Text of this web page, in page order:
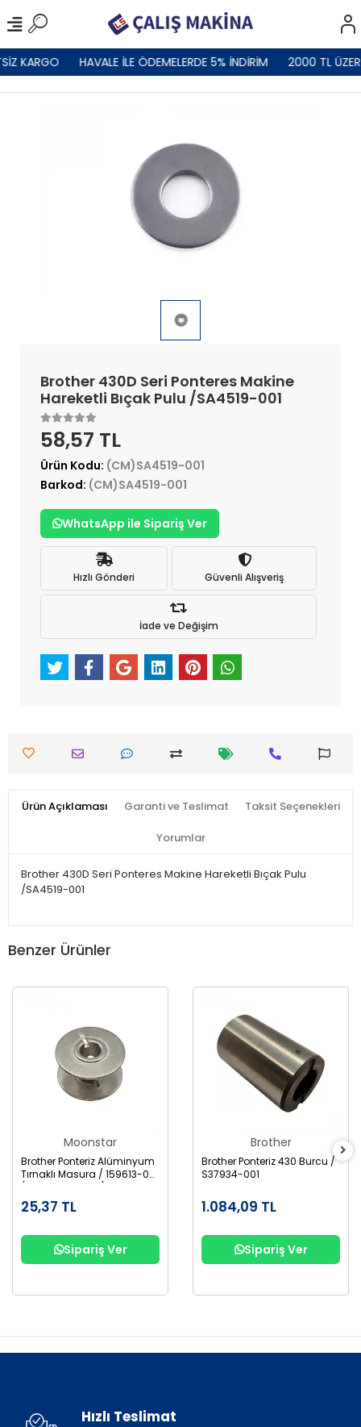
KARGO HAVALE İLE ÖDEMELERDE 5% İNDİRİM 2000 TL
Brother 430D Seri Ponteres Makine
Hareketli Bıçak Pulu /SA4519-001
58,57 TL
Ürün Kodu: (CM)SA4519-001
Barkod: (CM)SA4519-001
WhatsApp ile Sipariş Ver
Hızlı Gönderi Güvenli Alışveriş
İade ve Değişim
Ürün Açıklaması Garanti ve Teslimat Taksit Seçenekleri
Yorumlar
Brother 430D Seri Ponteres Makine Hareketli Bıçak Pulu
/SA4519-001
Benzer Ürünler
Moonstar
Brother Ponteriz Alüminyum
Tırnaklı Masura / 159613-001
(B1827-280-000)
25,37 TL
Sipariş Ver
Brother
Brother Ponteriz 430 Burcu /
S37934-001
1.084,09 TL
Sipariş Ver
Hızlı Teslimat